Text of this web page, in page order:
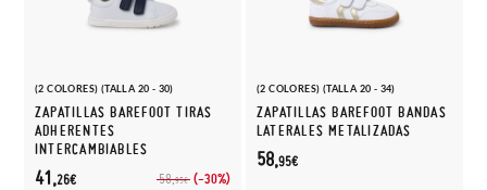
(2 COLORES) (TALLA 20 - 30)
ZAPATILLAS BAREFOOT TIRAS
ADHERENTES
INTERCAMBIABLES
58,95€ (-30%)
41,26€
(2 COLORES) (TALLA 20 - 34)
ZAPATILLAS BAREFOOT BANDAS
LATERALES METALIZADAS
58,95€